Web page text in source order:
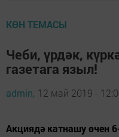
КӨН ТЕМАСЫ
Чеби, үрдәк,
газетага языл!
admin, 12 май 2019 -
Акциядә катнашу өчен